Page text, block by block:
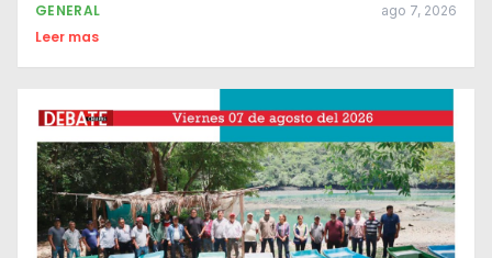
GENERAL ago 7, 2026
Leer mas